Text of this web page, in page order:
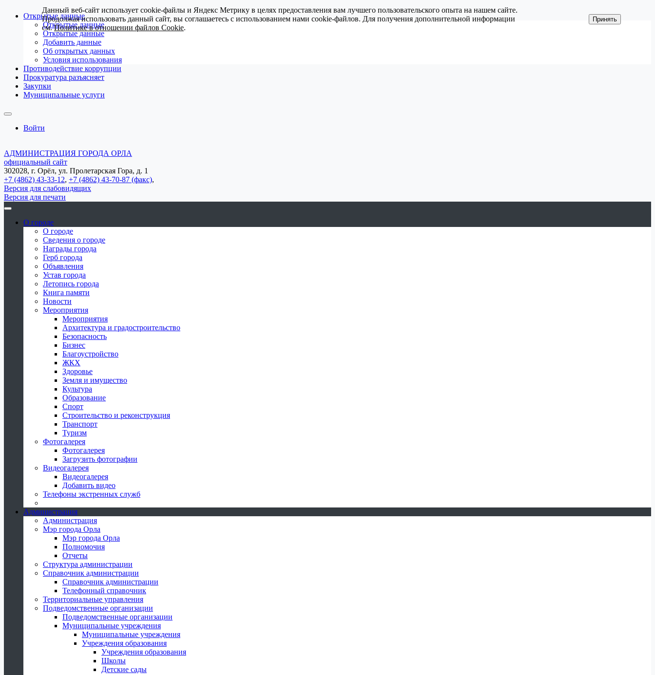
Открытые данные
Открытые данные
Открытые данные
Добавить данные
Об открытых данных
Условия использования
Противодействие коррупции
Прокуратура разъясняет
Закупки
Муниципальные услуги
Войти
АДМИНИСТРАЦИЯ ГОРОДА ОРЛА
официальный сайт
302028, г. Орёл, ул. Пролетарская Гора, д. 1
+7 (4862) 43-33-12, +7 (4862) 43-70-87 (факс),
Версия для слабовидящих
Версия для печати
О городе
О городе
Сведения о городе
Награды города
Герб города
Объявления
Устав города
Летопись города
Книга памяти
Новости
Мероприятия
Мероприятия
Архитектура и градостроительство
Безопасность
Бизнес
Благоустройство
ЖКХ
Здоровье
Земля и имущество
Культура
Образование
Спорт
Строительство и реконструкция
Транспорт
Туризм
Фотогалерея
Фотогалерея
Загрузить фотографии
Видеогалерея
Видеогалерея
Добавить видео
Телефоны экстренных служб
Администрация
Администрация
Мэр города Орла
Мэр города Орла
Полномочия
Отчеты
Структура администрации
Справочник администрации
Справочник администрации
Телефонный справочник
Территориальные управления
Подведомственные организации
Подведомственные организации
Муниципальные учреждения
Муниципальные учреждения
Учреждения образования
Учреждения образования
Школы
Детские сады
Данный веб-сайт использует cookie-файлы и Яндекс Метрику в целях предоставления вам лучшего пользовательского опыта на нашем сайте.
Продолжая использовать данный сайт, вы соглашаетесь с использованием нами cookie-файлов. Для получения дополнительной информации
см.Политике в отношении файлов Cookie.
Принять